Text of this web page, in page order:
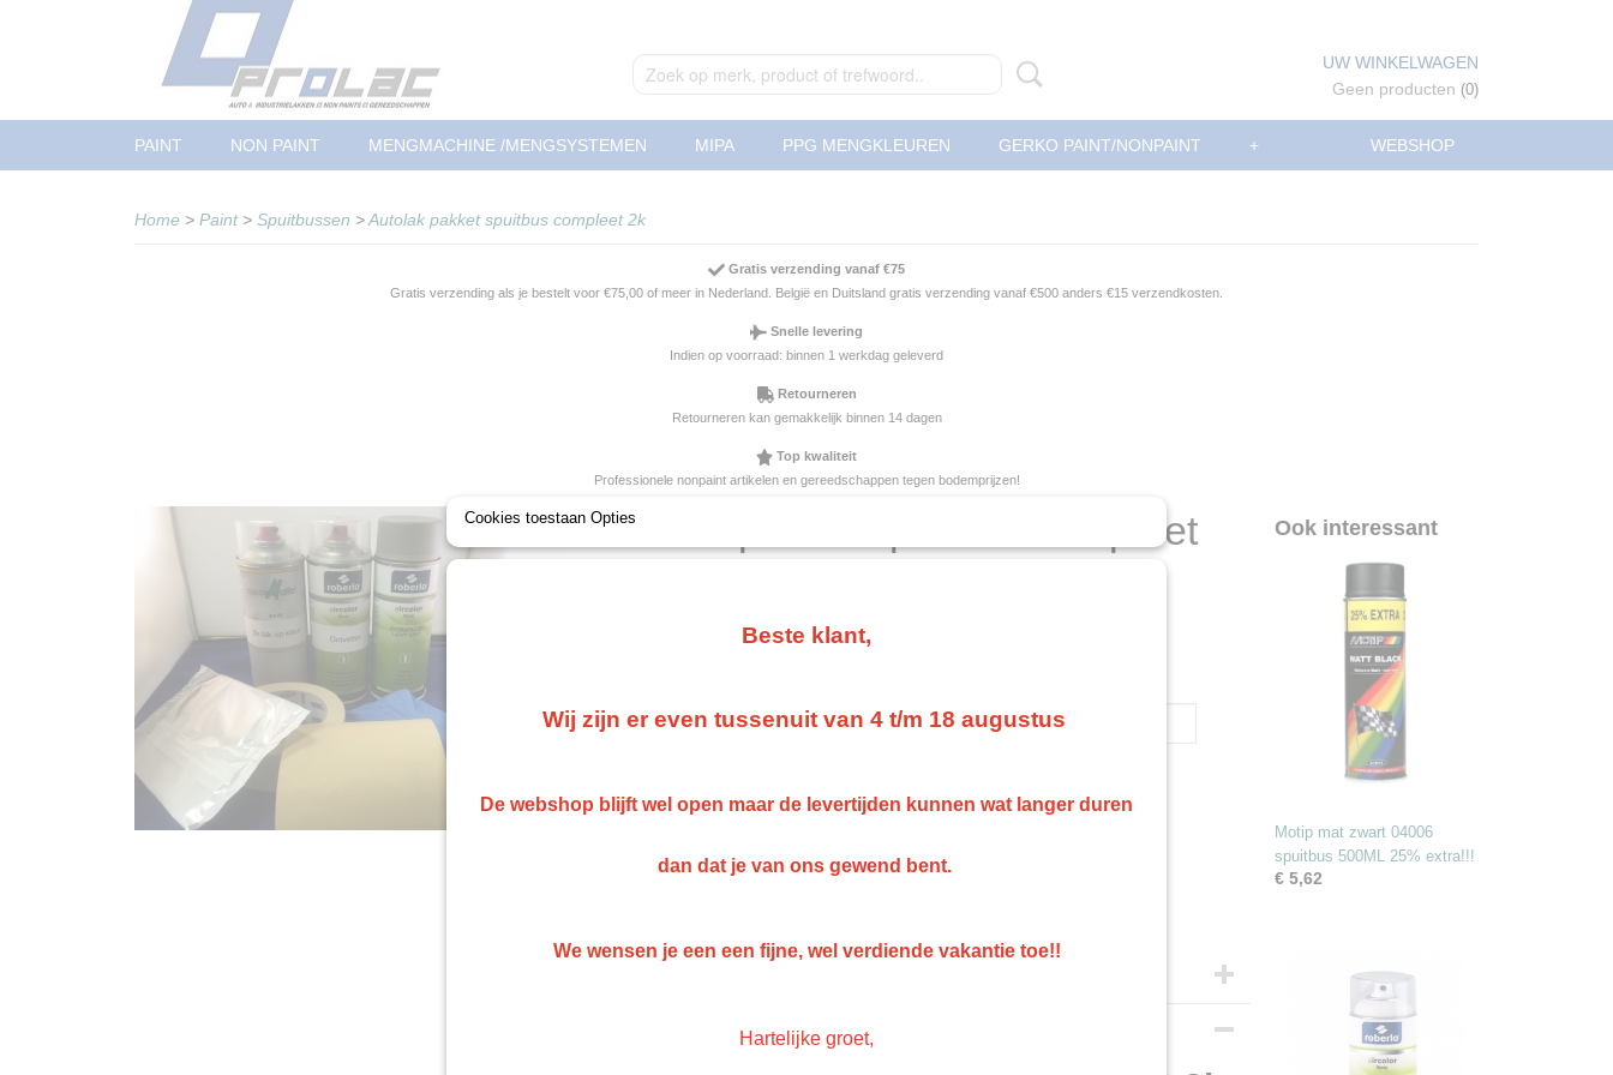
UW WINKELWAGEN
Geen producten (0)
WEBSHOP
PAINT NON PAINT MENGMACHINE /MENGSYSTEMEN MIPA PPG MENGKLEUREN GERKO PAINT/NONPAINT +
Home > Paint> Spuitbussen >Autolak pakket spuitbus compleet 2k
Gratis verzending vanaf €75
Gratis verzending als je bestelt voor €75,00 of meer in Nederland. België en Duitsland gratis verzending vanaf €500 anders €15 verzendkosten.
Snelle levering
Indien op voorraad: binnen 1 werkdag geleverd
Retourneren
Retourneren kan gemakkelijk binnen 14 dagen
Top kwaliteit
Professionele nonpaint artikelen en gereedschappen tegen bodemprijzen!
Autolak pakket spuitbus compleet
(exclusief btw 21%)
Ook interessant
Motip mat zwart 04006
spuitbus 500ML 25% extra!!!
€ 5,62
Cookies toestaan Opties
Beste klant,
Wij zijn er even tussenuit van 4 t/m 18 augustus
De webshop blijft wel open maar de levertijden kunnen wat langer duren
dan dat je van ons gewend bent.
We wensen je een een fijne, wel verdiende vakantie toe!!
Hartelijke groet,